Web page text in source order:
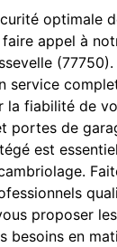
optimale
appel à
service
la fiabilité de
portes de
est
proposer
besoins en